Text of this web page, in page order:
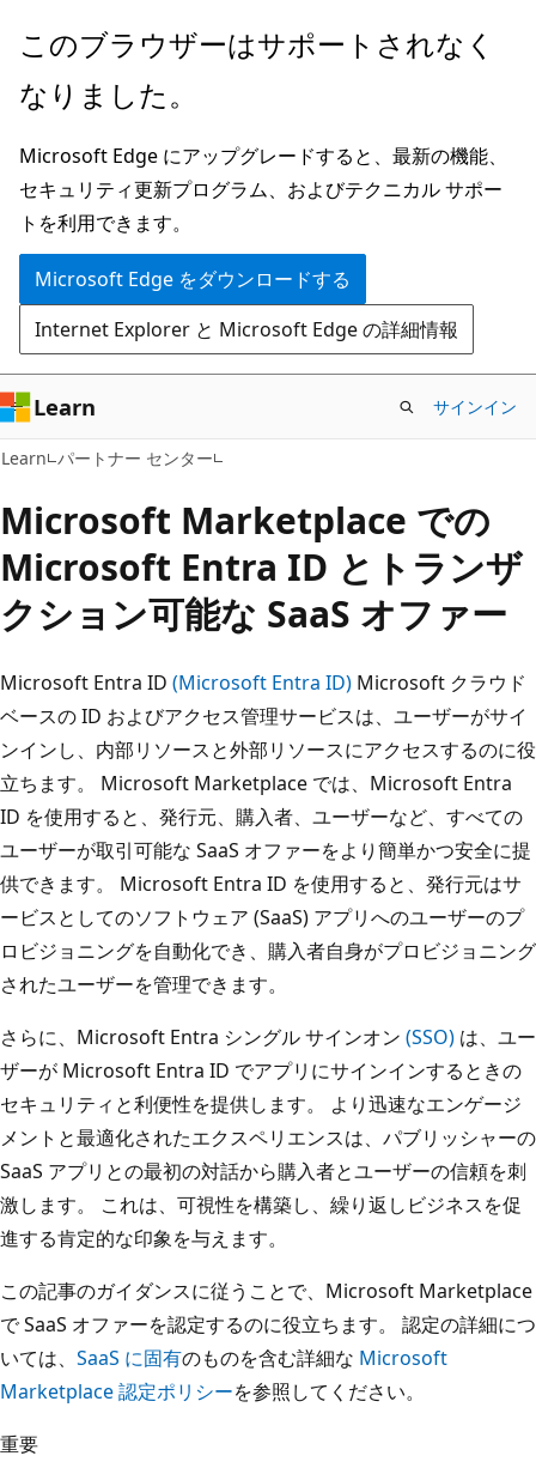
メ
ン
ン
テ
ン
ツ
に
ス
キ
ッ
プ
このブラウザーはサポートされなく
なりました。
Microsoft Edge にアップグレードすると、最新の機能、
セキュリティ更新プログラム、およびテクニカル サポー
トを利用できます。
Microsoft Edge をダウンロードする
Internet Explorer と Microsoft Edge の詳細情報
Learn サインイン
Learn パートナー センター
Microsoft Marketplace での
Microsoft Entra ID とトランザ
クション可能な SaaS オファー
Microsoft Entra ID (Microsoft Entra ID) Microsoft クラウド
ベースの ID およびアクセス管理サービスは、ユーザーがサイ
ンインし、内部リソースと外部リソースにアクセスするのに役
立ちます。 Microsoft Marketplace では、Microsoft Entra
ID を使用すると、発行元、購入者、ユーザーなど、すべての
ユーザーが取引可能な SaaS オファーをより簡単かつ安全に提
供できます。 Microsoft Entra ID を使用すると、発行元はサ
ービスとしてのソフトウェア (SaaS) アプリへのユーザーのプ
ロビジョニングを自動化でき、購入者自身がプロビジョニング
されたユーザーを管理できます。
さらに、Microsoft Entra シングル サインオン (SSO) は、ユー
ザーが Microsoft Entra ID でアプリにサインインするときの
セキュリティと利便性を提供します。 より迅速なエンゲージ
メントと最適化されたエクスペリエンスは、パブリッシャーの
SaaS アプリとの最初の対話から購入者とユーザーの信頼を刺
激します。 これは、可視性を構築し、繰り返しビジネスを促
進する肯定的な印象を与えます。
この記事のガイダンスに従うことで、Microsoft Marketplace
で SaaS オファーを認定するのに役立ちます。 認定の詳細につ
いては、 SaaS に固有のものを含む詳細な Microsoft
Marketplace 認定ポリシーを参照してください。
重要